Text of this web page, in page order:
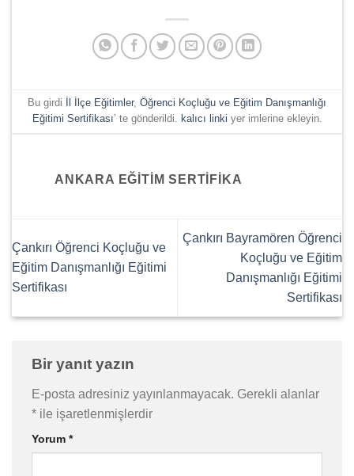
Bu girdi İl İlçe Eğitimler, Öğrenci Koçluğu ve Eğitim Danışmanlığı
Eğitimi Sertifikası’ te gönderildi. kalıcı linki yer imlerine ekleyin.
ANKARA EĞITIM SERTIFIKA
Çankırı Öğrenci Koçluğu ve
Eğitim Danışmanlığı Eğitimi
Sertifikası
Çankırı Bayramören Öğrenci
Koçluğu ve Eğitim
Danışmanlığı Eğitimi
Sertifikası
Bir yanıt yazın
E-posta adresiniz yayınlanmayacak. Gerekli alanlar
* ile işaretlenmişlerdir
Yorum *